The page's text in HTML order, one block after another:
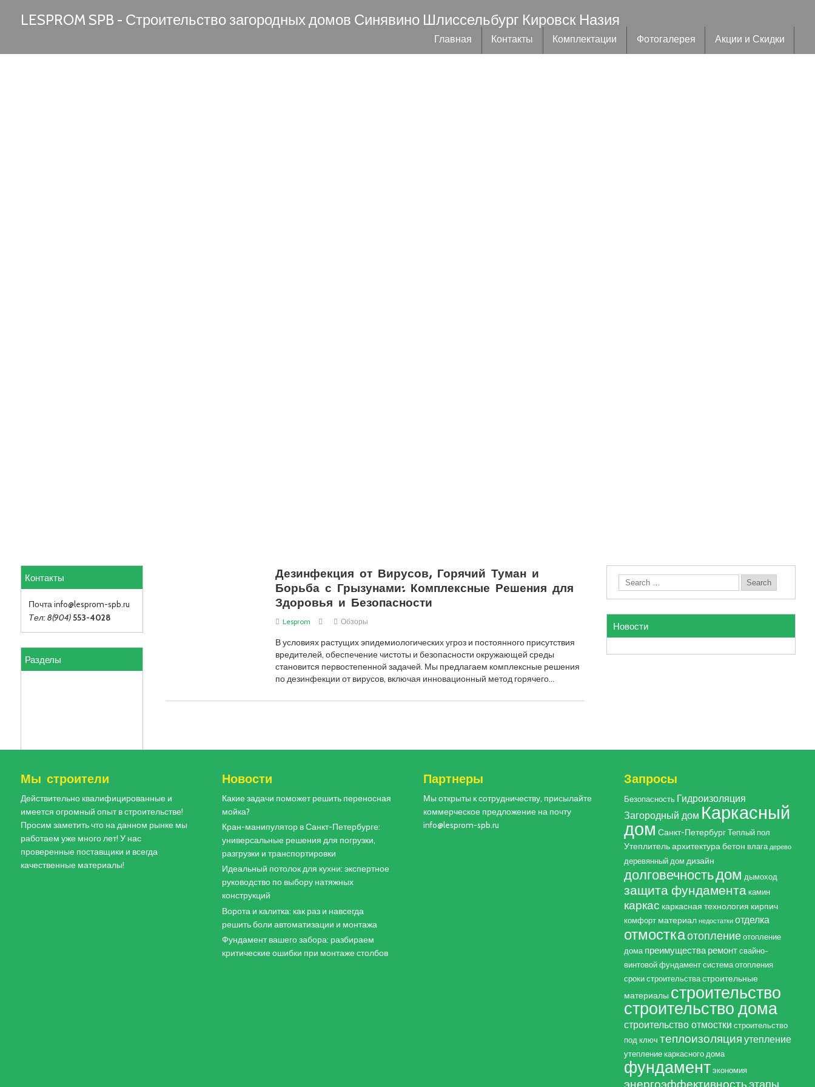
LESPROM SPB - Строительство загородных домов Синявино Шлиссельбург Кировск Назия
Главная Контакты Комплектации Фотогалерея Акции и Скидки
Дезинфекция от Вирусов, Горячий Туман и
Борьба с Грызунами: Комплексные Решения для
Здоровья и Безопасности
Lesprom Обзоры
В условиях растущих эпидемиологических угроз и постоянного присутствия
вредителей, обеспечение чистоты и безопасности окружающей среды
становится первостепенной задачей. Мы предлагаем комплексные решения
по дезинфекции от вирусов, включая инновационный метод горячего…
Новости
Контакты
Почта info@lesprom-spb.ru
Тел: 8(904) 553-4028
Разделы
Мы строители
Действительно квалифицированные и
имеется огромный опыт в строительстве!
Просим заметить что на данном рынке мы
работаем уже много лет! У нас
проверенные поставщики и всегда
качественные материалы!
Новости
Какие задачи поможет решить переносная
мойка?
Кран-манипулятор в Санкт-Петербурге:
универсальные решения для погрузки,
разгрузки и транспортировки
Идеальный потолок для кухни: экспертное
руководство по выбору натяжных
конструкций
Ворота и калитка: как раз и навсегда
решить боли автоматизации и монтажа
Фундамент вашего забора: разбираем
критические ошибки при монтаже столбов
Партнеры
Мы открыты к сотрудничеству, присылайте
коммерческое предложение на почту
info@lesprom-spb.ru
Запросы
Безопасность Гидроизоляция
Загородный дом Каркасный
дом Санкт-Петербург Теплый пол
Утеплительархитектурабетон влага дерево
деревянный дом дизайн
долговечностьдом дымоход
защита фундамента камин
каркас каркасная технология кирпич
комфорт материал недостатки отделка
отмосткаотопление отопление
дома преимущества ремонт свайно-
винтовой фундамент система отопления
сроки строительства строительные
материалы строительство
строительство дома
строительство отмостки строительство
под ключ теплоизоляция утепление
утепление каркасного дома
фундамент экономия
энергоэффективность этапы